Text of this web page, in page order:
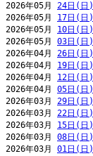
2026年05月 24日(日)
2026年05月 17日(日)
2026年05月 10日(日)
2026年05月 03日(日)
2026年04月 26日(日)
2026年04月 19日(日)
2026年04月 12日(日)
2026年04月 05日(日)
2026年03月 29日(日)
2026年03月 22日(日)
2026年03月 15日(日)
2026年03月 08日(日)
2026年03月 01日(日)